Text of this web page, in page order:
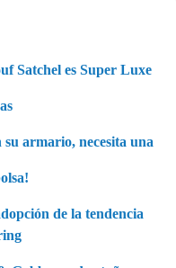
Satchel es Super Luxe
su armario, necesita una
de la tendencia